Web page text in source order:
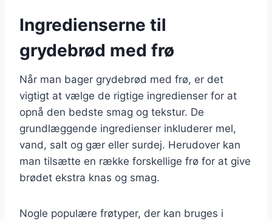
Ingredienserne til
grydebrød med frø
Når man bager grydebrød med frø, er det
vigtigt at vælge de rigtige ingredienser for at
opnå den bedste smag og tekstur. De
grundlæggende ingredienser inkluderer mel,
vand, salt og gær eller surdej. Herudover kan
man tilsætte en række forskellige frø for at give
brødet ekstra knas og smag.
Nogle populære frøtyper, der kan bruges i